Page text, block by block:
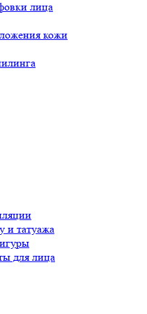
лица
кожи
и татуажа
для лица